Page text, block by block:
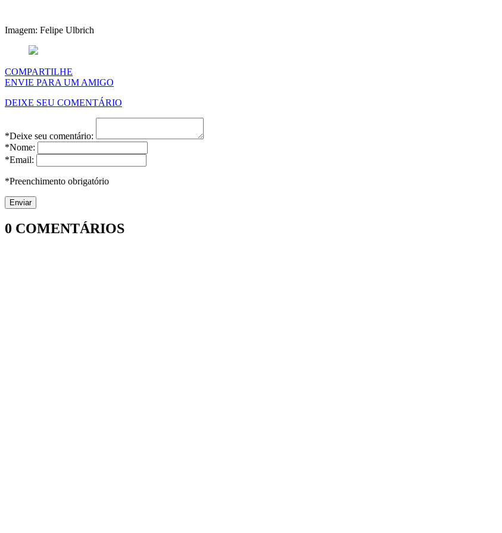
Imagem: Felipe Ulbrich
COMPARTILHE
ENVIE PARA UM AMIGO
DEIXE SEU COMENTÁRIO
*Deixe seu comentário:
*Nome:
*Email:
*Preenchimento obrigatório
0 COMENTÁRIOS